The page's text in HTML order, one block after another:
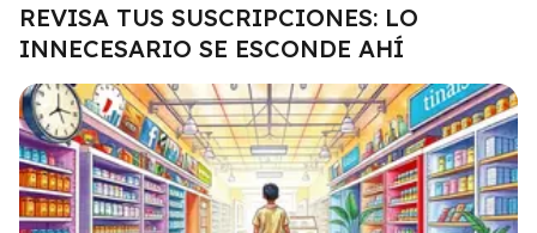
REVISA TUS SUSCRIPCIONES: LO
INNECESARIO SE ESCONDE AHÍ